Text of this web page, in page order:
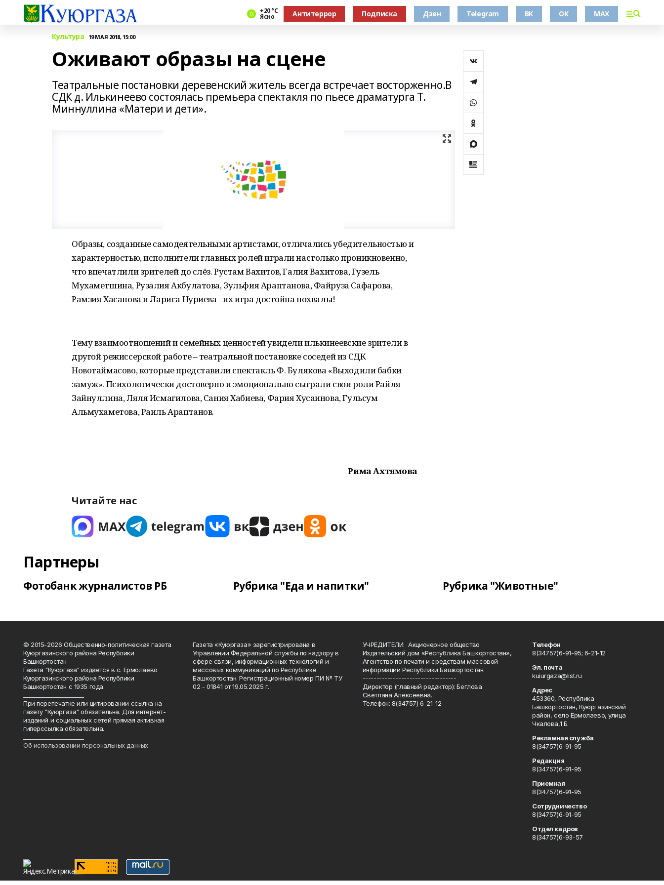
+20 °С
Ясно Антитеррор Подписка Дзен Telegram ВК ОК MAX
Культура 19 МАЯ 2018, 15:00
Оживают образы на сцене
Театральные постановки деревенский житель всегда встречает восторженно.В
СДК д. Илькинеево состоялась премьера спектакля по пьесе драматурга Т.
Миннуллина «Матери и дети».
Образы, созданные самодеятельными артистами, отличались убедительностью и
характерностью, исполнители главных ролей играли настолько проникновенно,
что впечатлили зрителей до слёз. Рустам Вахитов, Галия Вахитова, Гузель
Мухаметшина, Рузалия Акбулатова, Зульфия Араптанова, Файруза Сафарова,
Рамзия Хасанова и Лариса Нуриева - их игра достойна похвалы!
Тему взаимоотношений и семейных ценностей увидели илькинеевские зрители в
другой режиссерской работе – театральной постановке соседей из СДК
Новотаймасово, которые представили спектакль Ф. Булякова «Выходили бабки
замуж». Психологически достоверно и эмоционально сыграли свои роли Райля
Зайнуллина, Ляля Исмагилова, Сания Хабиева, Фария Хусаинова, Гульсум
Альмухаметова, Раиль Араптанов.
Рима Ахтямова
Читайте нас
Партнеры
Фотобанк журналистов РБ Рубрика "Еда и напитки" Рубрика "Животные"
© 2015-2026 Общественно-политическая газета
Куюргазинского района Республики
Башкортостан
Газета "Куюргаза" издается в с. Ермолаево
Куюргазинского района Республики
Башкортостан с 1935 года.
При перепечатке или цитировании ссылка на
газету "Куюргаза" обязательна. Для интернет-
изданий и социальных сетей прямая активная
гиперссылка обязательна.
Об использовании персональных данных
Газета «Куюргаза» зарегистрирована в
Управлении Федеральной службы по надзору в
сфере связи, информационных технологий и
массовых коммуникаций по Республике
Башкортостан. Регистрационный номер ПИ № ТУ
02 - 01841 от 19.05.2025 г.
УЧРЕДИТЕЛИ: Акционерное общество
Издательский дом «Республика Башкортостан»,
Агентство по печати и средствам массовой
информации Республики Башкортостан.
----------------------------------
Директор (главный редактор): Беглова
Светлана Алексеевна.
Телефон: 8(34757) 6-21-12
Телефон
8(34757)6-91-95; 6-21-12
Эл. почта
kuiurgaza@list.ru
Адрес
453360, Республика
Башкортостан, Куюргазинский
район, село Ермолаево, улица
Чкалова,1 Б.
Рекламная служба
8(34757)6-91-95
Редакция
8(34757)6-91-95
Приемная
8(34757)6-91-95
Сотрудничество
8(34757)6-91-95
Отдел кадров
8(34757)6-93-57